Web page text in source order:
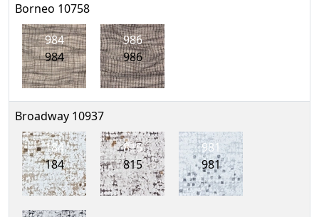
Borneo 10758
984
984
986
986
Broadway 10937
184
184
815
815
981
981